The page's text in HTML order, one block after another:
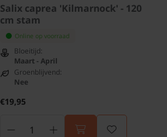
Salix caprea 'Kilmarnock' - 120
cm stam
Online op voorraad
Bloeitijd:
Maart - April
Groenblijvend:
Nee
€19,95